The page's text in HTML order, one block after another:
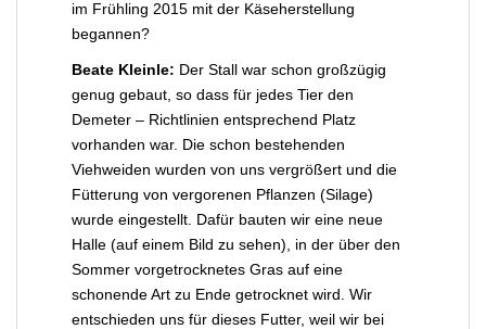
im Frühling 2015 mit der Käseherstellung
begannen?
Beate Kleinle: Der Stall war schon großzügig
genug gebaut, so dass für jedes Tier den
Demeter – Richtlinien entsprechend Platz
vorhanden war. Die schon bestehenden
Viehweiden wurden von uns vergrößert und die
Fütterung von vergorenen Pflanzen (Silage)
wurde eingestellt. Dafür bauten wir eine neue
Halle (auf einem Bild zu sehen), in der über den
Sommer vorgetrocknetes Gras auf eine
schonende Art zu Ende getrocknet wird. Wir
entschieden uns für dieses Futter, weil wir bei